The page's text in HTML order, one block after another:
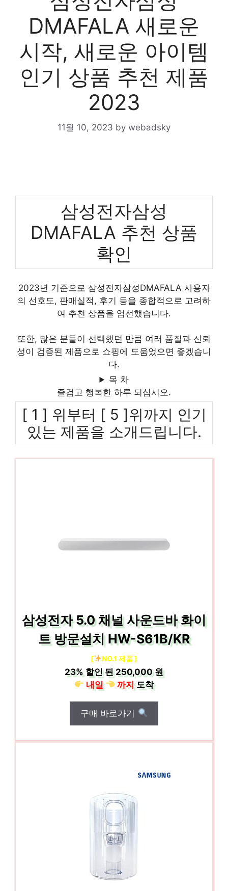
DMAFALA 새로운
시작, 새로운 아이템
인기 상품 추천 제품
2023
11월 10, 2023 by webadsky
삼성전자삼성
DMAFALA 추천 상품
확인
2023년 기준으로 삼성전자삼성DMAFALA 사용자
의 선호도, 판매실적, 후기 등을 종합적으로 고려하
여 추천 상품을 엄선했습니다.
또한, 많은 분들이 선택했던 만큼 여러 품질과 신뢰
성이 검증된 제품으로 쇼핑에 도움었으면 좋겠습니
다.
목 차
즐겁고 행복한 하루 되십시오.
[ 1 ] 위부터 [ 5 ]위까지 인기
있는 제품을 소개드립니다.
삼성전자 5.0 채널 사운드바 화이
트 방문설치 HW-S61B/KR
[ NO.1 제품 ]
23% 할인 된250,000 원
내일
까지도착
구매 바로가기